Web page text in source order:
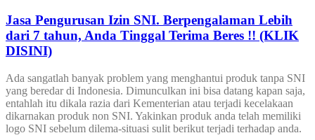
Jasa Pengurusan Izin SNI. Berpengalaman Lebih
dari 7 tahun, Anda Tinggal Terima Beres !! (KLIK
DISINI)
Ada sangatlah banyak problem yang menghantui produk tanpa SNI
yang beredar di Indonesia. Dimunculkan ini bisa datang kapan saja,
entahlah itu dikala razia dari Kementerian atau terjadi kecelakaan
dikarnakan produk non SNI. Yakinkan produk anda telah memiliki
logo SNI sebelum dilema-situasi sulit berikut terjadi terhadap anda.